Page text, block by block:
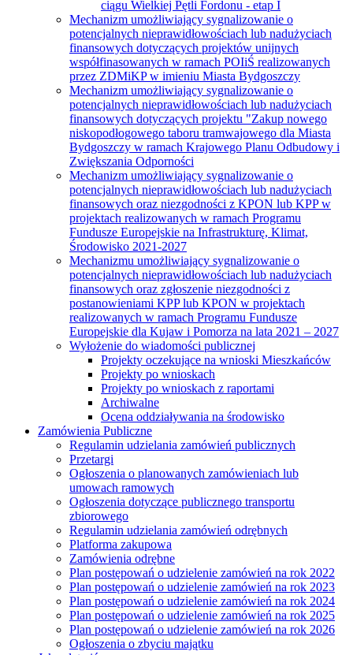
ciągu Wielkiej Pętli Fordonu - etap I
Mechanizm umożliwiający sygnalizowanie o
potencjalnych nieprawidłowościach lub nadużyciach
finansowych dotyczących projektów unijnych
współfinasowanych w ramach POIiŚ realizowanych
przez ZDMiKP w imieniu Miasta Bydgoszczy
Mechanizm umożliwiający sygnalizowanie o
potencjalnych nieprawidłowościach lub nadużyciach
finansowych dotyczących projektu "Zakup nowego
niskopodłogowego taboru tramwajowego dla Miasta
Bydgoszczy w ramach Krajowego Planu Odbudowy i
Zwiększania Odporności
Mechanizm umożliwiający sygnalizowanie o
potencjalnych nieprawidłowościach lub nadużyciach
finansowych oraz niezgodności z KPON lub KPP w
projektach realizowanych w ramach Programu
Fundusze Europejskie na Infrastrukturę, Klimat,
Środowisko 2021-2027
Mechanizmu umożliwiający sygnalizowanie o
potencjalnych nieprawidłowościach lub nadużyciach
finansowych oraz zgłoszenie niezgodności z
postanowieniami KPP lub KPON w projektach
realizowanych w ramach Programu Fundusze
Europejskie dla Kujaw i Pomorza na lata 2021 – 2027
Wyłożenie do wiadomości publicznej
Projekty oczekujące na wnioski Mieszkańców
Projekty po wnioskach
Projekty po wnioskach z raportami
Archiwalne
Ocena oddziaływania na środowisko
Zamówienia Publiczne
Regulamin udzielania zamówień publicznych
Przetargi
Ogłoszenia o planowanych zamówieniach lub
umowach ramowych
Ogłoszenia dotyczące publicznego transportu
zbiorowego
Regulamin udzielania zamówień odrębnych
Platforma zakupowa
Zamówienia odrębne
Plan postępowań o udzielenie zamówień na rok 2022
Plan postępowań o udzielenie zamówień na rok 2023
Plan postępowań o udzielenie zamówień na rok 2024
Plan postępowań o udzielenie zamówień na rok 2025
Plan postępowań o udzielenie zamówień na rok 2026
Ogłoszenia o zbyciu majątku